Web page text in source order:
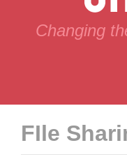
Changing
FIle